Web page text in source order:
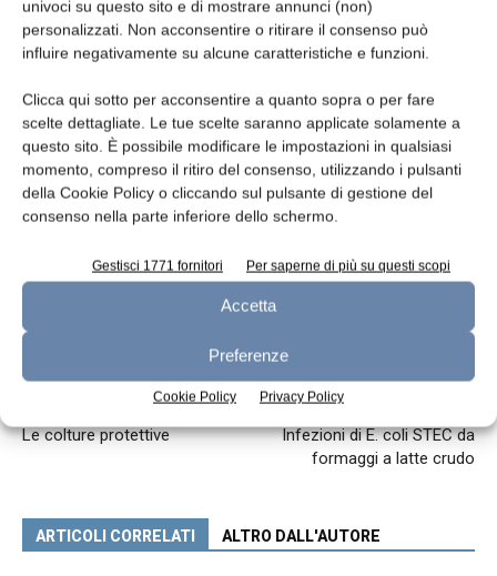
univoci su questo sito e di mostrare annunci (non)
personalizzati. Non acconsentire o ritirare il consenso può
influire negativamente su alcune caratteristiche e funzioni.
Clicca qui sotto per acconsentire a quanto sopra o per fare
scelte dettagliate. Le tue scelte saranno applicate solamente a
questo sito. È possibile modificare le impostazioni in qualsiasi
momento, compreso il ritiro del consenso, utilizzando i pulsanti
della Cookie Policy o cliccando sul pulsante di gestione del
consenso nella parte inferiore dello schermo.
Gestisci 1771 fornitori Per saperne di più su questi scopi
Accetta
Preferenze
Cookie Policy Privacy Policy
di E. Börjessonet al., Lund Univ. e Tetra Pak
& Technology, vol. 93, n. 4-5 (2013)
TAGS alimenti in polvere studio
Le colture protettive
Infezioni di E. coli STEC da
formaggi a latte crudo
ARTICOLI CORRELATI ALTRO DALL'AUTORE